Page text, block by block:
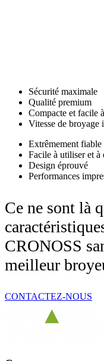
Sécurité maximale
Qualité premium
Compacte et facile
Vitesse de broyage
Extrêmement fiable
Facile à utiliser et à
Design éprouvé
Performances
Ce ne sont là
CRONOSS
meilleur
CONTACTEZ-NOUS